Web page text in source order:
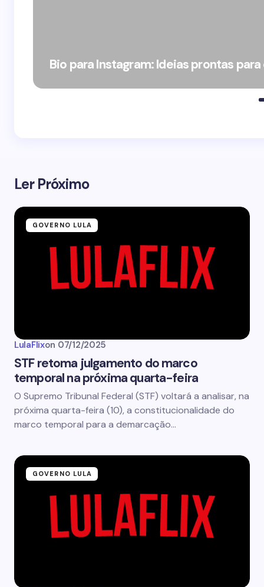
Bio para Instagram: Ideias prontas
Ler Próximo
GOVERNO LULA
LulaFlixon 07/12/2025
STF retoma julgamento do marco
temporal na próxima quarta-feira
O Supremo Tribunal Federal (STF) voltará a analisar, na
próxima quarta-feira (10), a constitucionalidade do
marco temporal para a demarcação…
GOVERNO LULA